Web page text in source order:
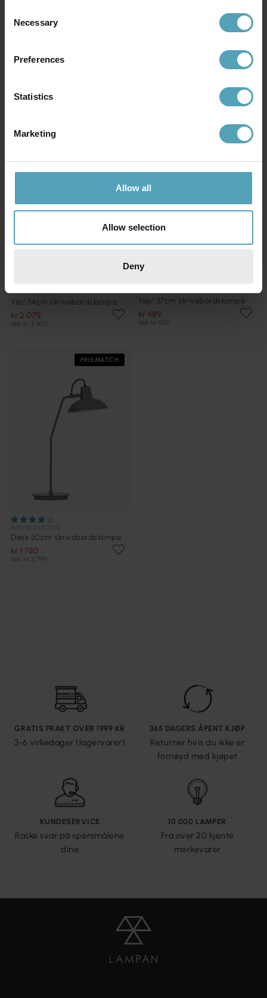
Selection
Necessary
Preferences
Statistics
Marketing
Allow all
Allow selection
Deny
Smögen 45cm
skrivebordslampe
CO BANKERYD
Yes! 54cm skrivebordslampe
kr 2 079
Veil. kr 2 420
PRISMATCH
HALO DESIGN
Yep! 37cm skrivebordslampe
kr 489
Veil. kr 529
PRISMATCH
Desk 50cm skrivebordslampe
kr 1 780
Veil. kr 2 799
GRATIS FRAKT OVER 1999 KR
3-6 virkedager (lagervarer)
365 DAGERS ÅPENT KJØP
Returner hvis du ikke er
fornøyd med kjøpet
KUNDESERVICE
Raske svar på spørsmålene
dine
10 000 LAMPER
Fra over 20 kjente
merkevarer